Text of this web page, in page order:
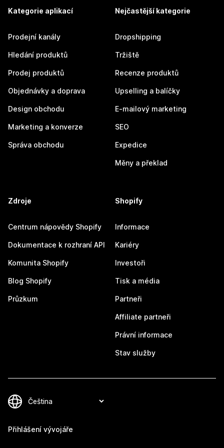
Kategorie aplikací
Prodejní kanály
Hledání produktů
Prodej produktů
Objednávky a doprava
Design obchodu
Marketing a konverze
Správa obchodu
Nejčastější kategorie
Dropshipping
Tržiště
Recenze produktů
Upselling a balíčky
E-mailový marketing
SEO
Expedice
Měny a překlad
Zdroje
Centrum nápovědy Shopify
Dokumentace k rozhraní API
Komunita Shopify
Blog Shopify
Průzkum
Shopify
Informace
Kariéry
Investoři
Tisk a média
Partneři
Affiliate partneři
Právní informace
Stav služby
Přihlášení vývojáře